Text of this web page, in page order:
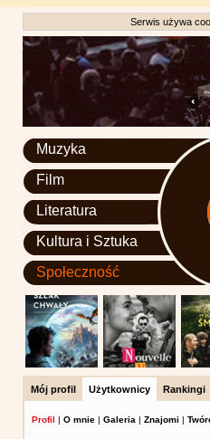
Serwis używa
Muzyka
Film
Literatura
Kultura i Sztuka
Społeczność
Mój profil Użytkownicy Rankingi
Profil | O mnie | Galeria | Znajomi |